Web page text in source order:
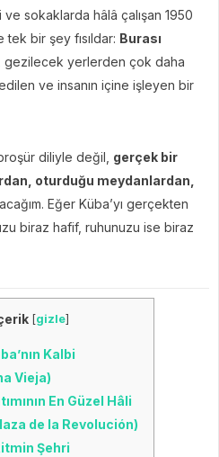
ve sokaklarda hâlâ çalışan 1950
tek bir şey fısıldar: Burası
gezilecek yerlerden çok daha
ve insanın içine işleyen bir
diliyle değil, gerçek bir
oturduğu meydanlardan,
Eğer Küba’yı gerçekten
biraz hafif, ruhunuzu ise biraz
[gizle]
Kalbi
Vieja)
En Güzel Hâli
de la Revolución)
Şehri